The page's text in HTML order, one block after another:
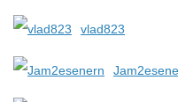
vlad823